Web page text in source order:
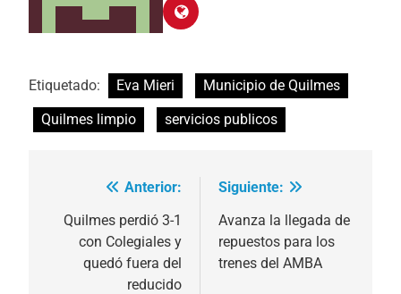
Etiquetado: Eva Mieri
Municipio de Quilmes
Quilmes limpio
servicios publicos
Navegación
de
entradas
Anterior:
Quilmes perdió 3-1
con Colegiales y
quedó fuera del
reducido
Siguiente:
Avanza la llegada de
repuestos para los
trenes del AMBA